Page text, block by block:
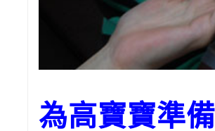
為高寶寶準